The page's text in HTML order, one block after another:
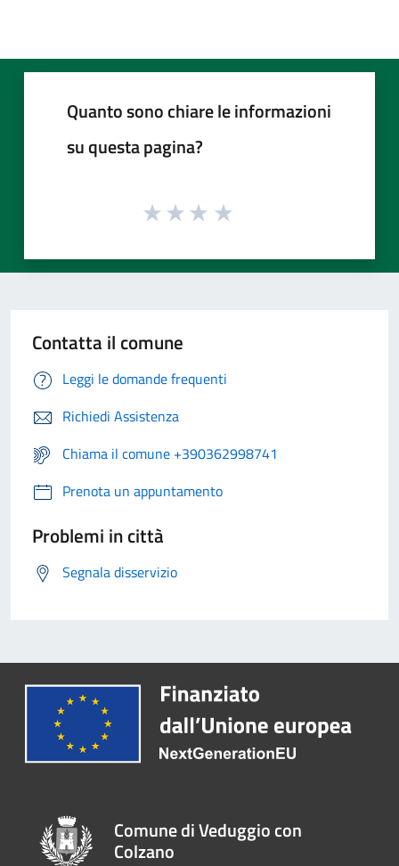
Quanto sono chiare le informazioni
su questa pagina?
Contatta il comune
Leggi le domande frequenti
Richiedi Assistenza
Chiama il comune +390362998741
Prenota un appuntamento
Problemi in città
Segnala disservizio
Comune di Veduggio con
Colzano